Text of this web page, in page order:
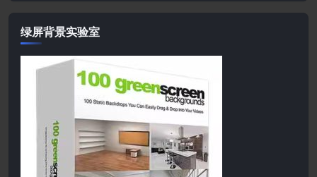
绿屏背景实验室